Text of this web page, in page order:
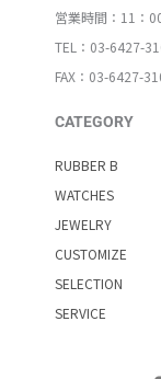
営業時間：11：
TEL：03-6427-
FAX：03-6427-
CATEGORY
RUBBER B
WATCHES
JEWELRY
CUSTOMIZE
SELECTION
SERVICE